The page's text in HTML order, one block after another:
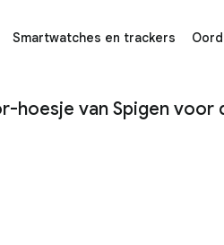
Smartwatches en trackers
van Spigen voor de
hoesje van Spigen voor